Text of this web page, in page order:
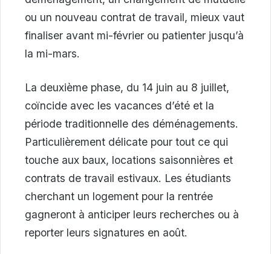
ou un nouveau contrat de travail, mieux vaut
finaliser avant mi-février ou patienter jusqu’à
la mi-mars.
La deuxième phase, du 14 juin au 8 juillet,
coïncide avec les vacances d’été et la
période traditionnelle des déménagements.
Particulièrement délicate pour tout ce qui
touche aux baux, locations saisonnières et
contrats de travail estivaux. Les étudiants
cherchant un logement pour la rentrée
gagneront à anticiper leurs recherches ou à
reporter leurs signatures en août.